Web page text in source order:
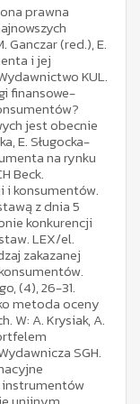
prawna
(red.), E.
i jej
KUL.
finansowe-
jest obecnie
E. Sługocka-
na rynku
Beck.
i konsumentów.
z dnia 5
konkurencji
LEX/el.
zakazanej
(4), 26-31.
metoda oceny
W: A. Krysiak, A.
SGH.
instrumentów